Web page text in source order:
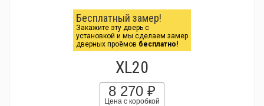
Бесплатный замер!
Закажите эту дверь с
установкой и мы сделаем замер
дверных проёмов бесплатно!
XL20
8 270 ₽
Цена с коробкой